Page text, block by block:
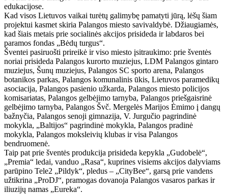
edukacijose.
Kad visos Lietuvos vaikai turėtų galimybę pamatyti jūrą, lėšų šiam
projektui kasmet skiria Palangos miesto savivaldybė. Džiaugiamės,
kad šiais metais prie socialinės akcijos prisideda ir labdaros bei
paramos fondas „Bėdų turgus“.
Šventei pasiruošti prireikė ir viso miesto įsitraukimo: prie šventės
noriai prisideda Palangos kurorto muziejus, LDM Palangos gintaro
muziejus, Šunų muziejus, Palangos SC sporto arena, Palangos
botanikos parkas, Palangos komunalinis ūkis, Lietuvos paramedikų
asociacija, Palangos pasienio užkarda, Palangos miesto policijos
komisariatas, Palangos gelbėjimo tarnyba, Palangos priešgaisrinė
gelbėjimo tarnyba, Palangos Švč. Mergelės Marijos Ėmimo į dangų
bažnyčia, Palangos senoji gimnazija, V. Jurgučio pagrindinė
mokykla, „Baltijos“ pagrindinė mokykla, Palangos pradinė
mokykla, Palangos moksleivių klubas ir visa Palangos
bendruomenė.
Taip pat prie šventės produkcija prisideda kepykla „Gudobelė“,
„Premia“ ledai, vanduo „Rasa“, kuprines visiems akcijos dalyviams
parūpino Tele2 „Pildyk“, pledus – „CityBee“, garsą prie vandens
užtikrina „ProDJ“, pramogas dovanoja Palangos vasaros parkas ir
iliuzijų namas „Eureka“.